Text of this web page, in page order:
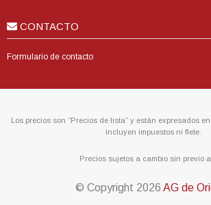
CONTACTO
Formulario de contacto
Los precios son “Precios de lista” y están expresados
incluyen impuestos ni flete.
Precios sujetos a cambio sin previo
© Copyright 2026 AG de